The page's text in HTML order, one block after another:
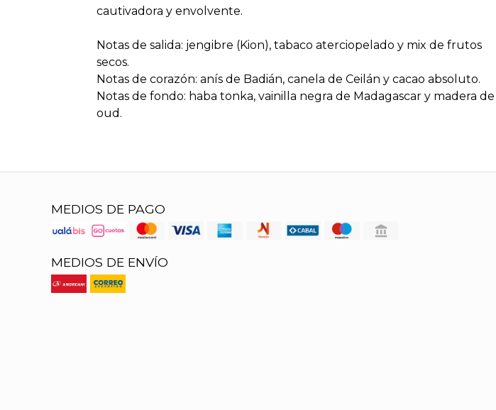
cautivadora y envolvente.
Notas de salida: jengibre (Kion), tabaco aterciopelado y mix de frutos
secos.
Notas de corazón: anís de Badián, canela de Ceilán y cacao absoluto.
Notas de fondo: haba tonka, vainilla negra de Madagascar y madera de
oud.
MEDIOS DE PAGO
MEDIOS DE ENVÍO